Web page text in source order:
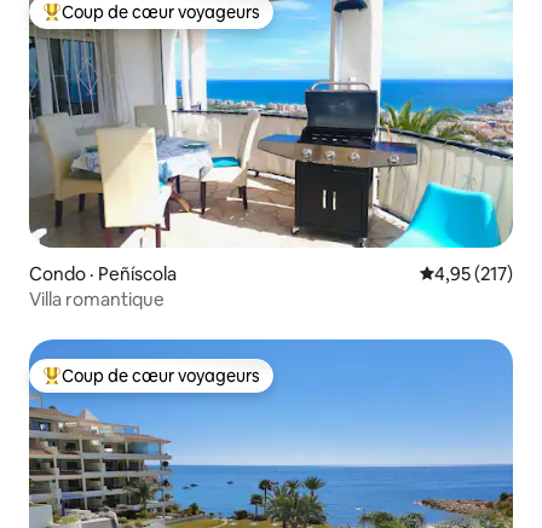
Coup de cœur voyageurs parmi les plus aimés
Coup de cœur voyageurs
Condo · Peñíscola Note
4,95 (217)
Villa romantique
Coup de cœur voyageurs parmi les plus aimés
Coup de cœur voyageurs